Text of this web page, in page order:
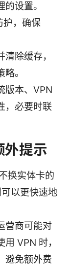
设置。
护，确保
除缓存，
。
版本、VPN
，必要时联
提示
换实体卡的
以更快速地
营商可能对
VPN 时，
避免额外费